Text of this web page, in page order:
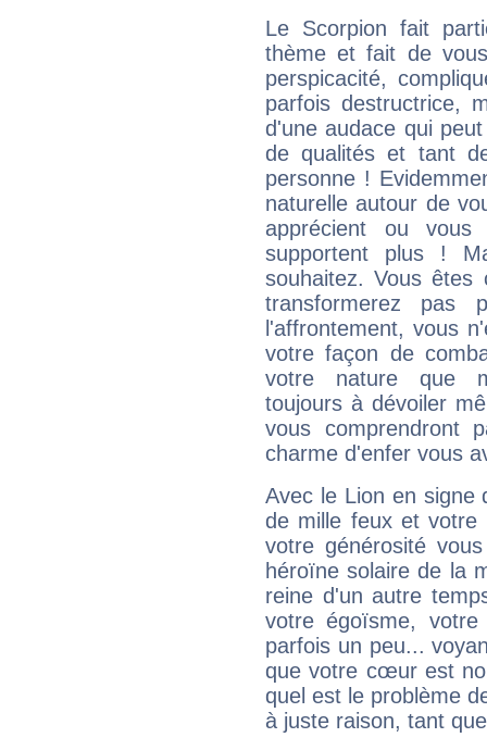
Le Scorpion fait
thème et fait de
perspicacité,
parfois destructrice,
d'une audace qui
de qualités et tant
personne !
naturelle autour de
apprécient ou
supportent plus !
souhaitez. Vous
transformerez pas
l'affrontement, vous
votre façon de
votre nature que
toujours à dévoiler
vous comprendront
charme d'enfer vous
Avec le Lion en signe
de mille feux et votre
votre générosité
héroïne solaire de la
reine d'un autre
votre égoïsme,
parfois un peu...
que votre cœur est
quel est le problème
à juste raison, tant